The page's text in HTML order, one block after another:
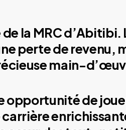
la MRC d’Abitibi.
perte de revenu,
main-
opportunité de